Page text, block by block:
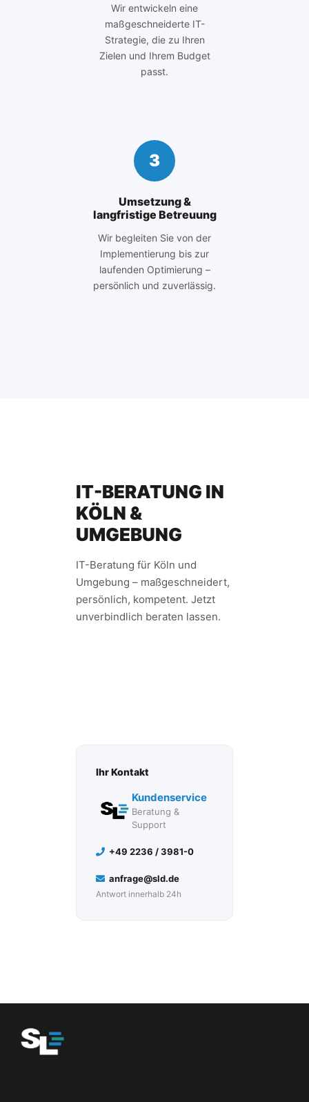
Wir entwickeln eine
maßgeschneiderte IT-
Strategie, die zu Ihren
Zielen und Ihrem Budget
passt.
3
Umsetzung &
langfristige Betreuung
Wir begleiten Sie von der
Implementierung bis zur
laufenden Optimierung –
persönlich und zuverlässig.
IT-BERATUNG IN
KÖLN &
UMGEBUNG
IT-Beratung für Köln und
Umgebung – maßgeschneidert,
persönlich, kompetent. Jetzt
unverbindlich beraten lassen.
Ihr Kontakt
Kundenservice
Beratung &
Support
+49 2236 / 3981-0
anfrage@sld.de
Antwort innerhalb 24h